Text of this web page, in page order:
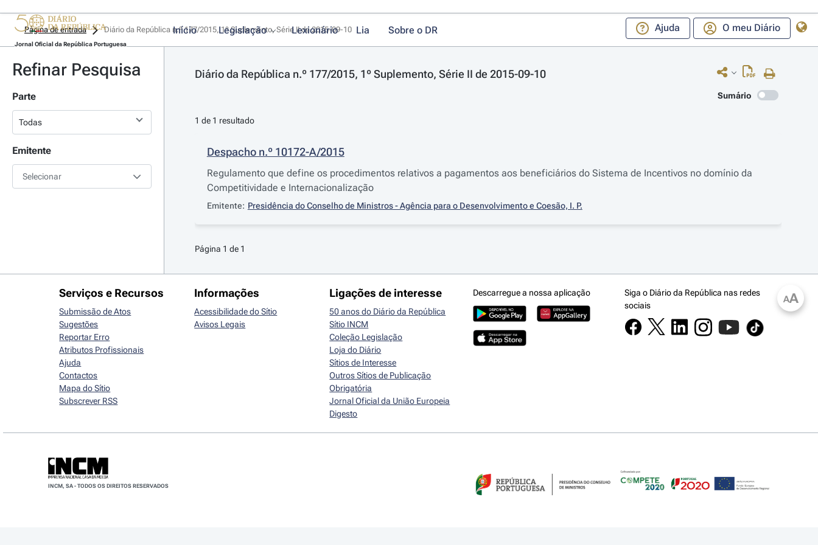
Jornal Oficial da República Portuguesa
Início Legislação Lexionário Lia Sobre o DR Ajuda O meu Diário
Página de entrada Diário da República n.º 177/2015, 1º Suplemento, Série II de 2015-09-10
Refinar Pesquisa
Parte
Emitente
Selecionar
Diário da República n.º 177/2015, 1º Suplemento, Série II de 2015-09-10
Sumário
1 de 1 resultado
Despacho n.º 10172-A/2015
Regulamento que define os procedimentos relativos a pagamentos aos beneficiários do Sistema de Incentivos no domínio da
Competitividade e Internacionalização
Emitente: Presidência do Conselho de Ministros - Agência para o Desenvolvimento e Coesão, I. P.
Página 1 de 1
AA
Serviços e Recursos
Submissão de Atos
Sugestões
Reportar Erro
Atributos Profissionais
Ajuda
Contactos
Mapa do Sítio
Subscrever RSS
Informações
Acessibilidade do Sítio
Avisos Legais
Ligações de interesse
50 anos do Diário da República
Sítio INCM
Coleção Legislação
Loja do Diário
Sítios de Interesse
Outros Sítios de Publicação
Obrigatória
Jornal Oficial da União Europeia
Digesto
Descarregue a nossa aplicação
Siga o Diário da República nas redes
sociais
INCM, SA - TODOS OS DIREITOS RESERVADOS